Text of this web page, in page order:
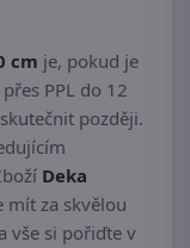
cm je, pokud je
PPL do 12
později.
Deka
mít za skvělou
vše si pořiďte v